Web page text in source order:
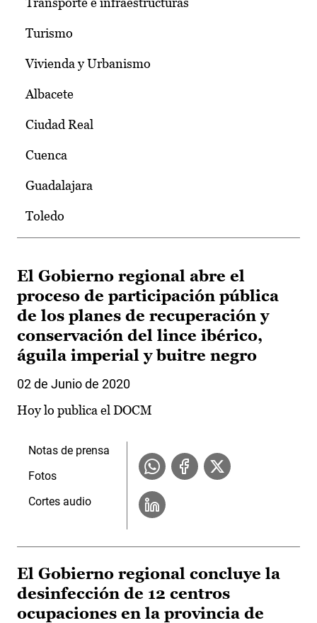
Turismo
Vivienda y Urbanismo
Albacete
Ciudad Real
Cuenca
Guadalajara
Toledo
El Gobierno regional abre el
proceso de participación pública
de los planes de recuperación y
conservación del lince ibérico,
águila imperial y buitre negro
02 de Junio de 2020
Hoy lo publica el DOCM
Notas de prensa
Fotos
Cortes audio
El Gobierno regional concluye la
desinfección de 12 centros
ocupaciones en la provincia de